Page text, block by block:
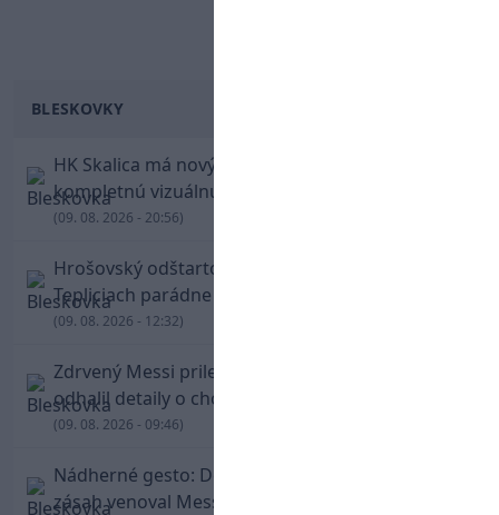
BLESKOVKY
HK Skalica má nový znak. Klub predstavil
kompletnú vizuálnu identitu
(09. 08. 2026 - 20:56)
Hrošovský odštartoval šialenú prestrelku! V
Tepliciach parádne skóroval už v prvej minúte
(09. 08. 2026 - 12:32)
Zdrvený Messi priletel do Argentíny, denník
odhalil detaily o chorobe jeho otca
(09. 08. 2026 - 09:46)
Nádherné gesto: De Paul po góle odhalil dres,
zásah venoval Messimu po strate otca